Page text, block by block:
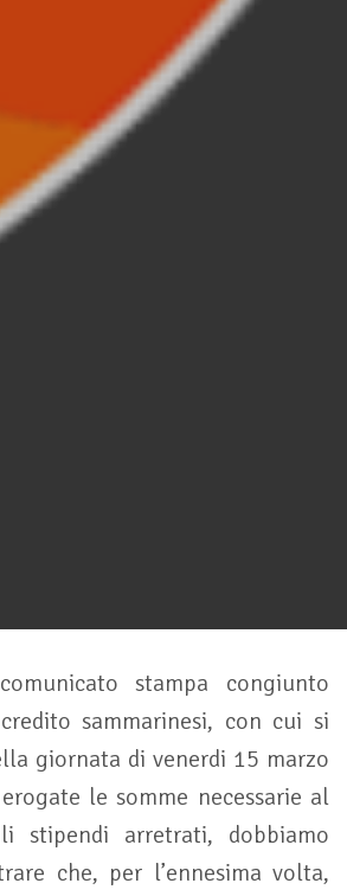
stampa congiunto
sammarinesi, con cui si
giornata di venerdi 15 marzo
le somme necessarie al
stipendi arretrati, dobbiamo
che, per l’ennesima volta,